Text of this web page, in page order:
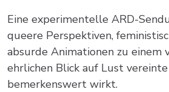
Eine experimentelle ARD-
queere Perspektiven,
absurde Animationen zu einem
ehrlichen Blick auf Lust
bemerkenswert wirkt.